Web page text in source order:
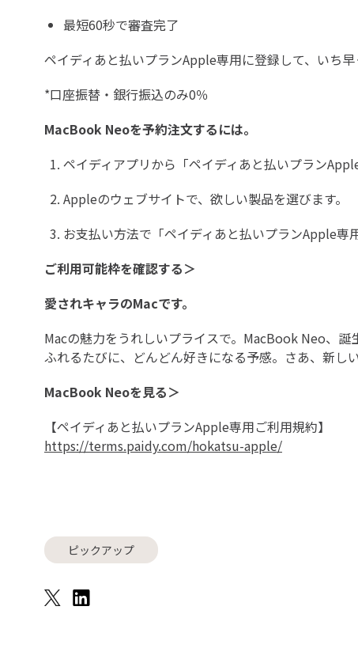
最短60秒で審査完了
ペイディあと払いプランApple専用に登録して、いち早
*口座振替・銀行振込のみ0％
MacBook Neoを予約注文するには。
ペイディアプリから「ペイディあと払いプラン
Appleのウェブサイトで、欲しい製品を選びます。
お支払い方法で「ペイディあと払いプランApple専
ご利用可能枠を確認する＞
愛されキャラのMacです。
Macの魅力をうれしいプライスで。MacBook Neo、誕
ふれるたびに、どんどん好きになる予感。さあ、新し
MacBook Neoを見る＞
【ペイディあと払いプランApple専用ご利用規約】
https://terms.paidy.com/hokatsu-apple/
ピックアップ